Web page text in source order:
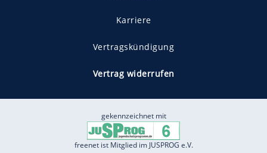
Karriere
Vertragskündigung
Vertrag widerrufen
gekennzeichnet mit
freenet ist Mitglied im JUSPROG e.V.